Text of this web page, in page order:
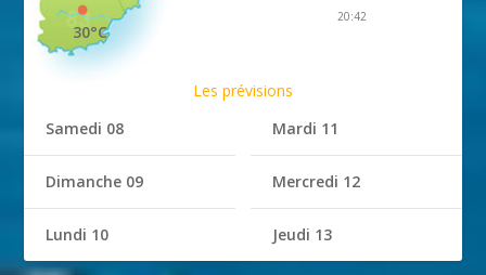
30°C
20:42
Les prévisions
Samedi 08
Dimanche 09
Lundi 10
Mardi 11
Mercredi 12
Jeudi 13